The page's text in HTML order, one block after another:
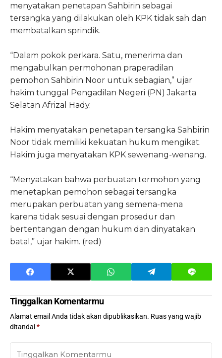
menyatakan penetapan Sahbirin sebagai
tersangka yang dilakukan oleh KPK tidak sah dan
membatalkan sprindik.
“Dalam pokok perkara. Satu, menerima dan
mengabulkan permohonan praperadilan
pemohon Sahbirin Noor untuk sebagian,” ujar
hakim tunggal Pengadilan Negeri (PN) Jakarta
Selatan Afrizal Hady.
Hakim menyatakan penetapan tersangka Sahbirin
Noor tidak memiliki kekuatan hukum mengikat.
Hakim juga menyatakan KPK sewenang-wenang.
“Menyatakan bahwa perbuatan termohon yang
menetapkan pemohon sebagai tersangka
merupakan perbuatan yang semena-mena
karena tidak sesuai dengan prosedur dan
bertentangan dengan hukum dan dinyatakan
batal,” ujar hakim. (red)
Tinggalkan Komentarmu
Alamat email Anda tidak akan dipublikasikan. Ruas yang wajib
ditandai*